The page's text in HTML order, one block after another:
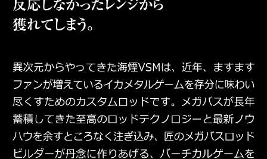
リセット この内容で検索する